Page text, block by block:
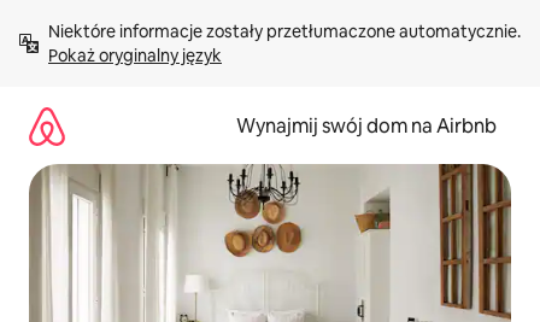
treści Pokaż oryginalny język
Wynajmij swój dom na Airbnb